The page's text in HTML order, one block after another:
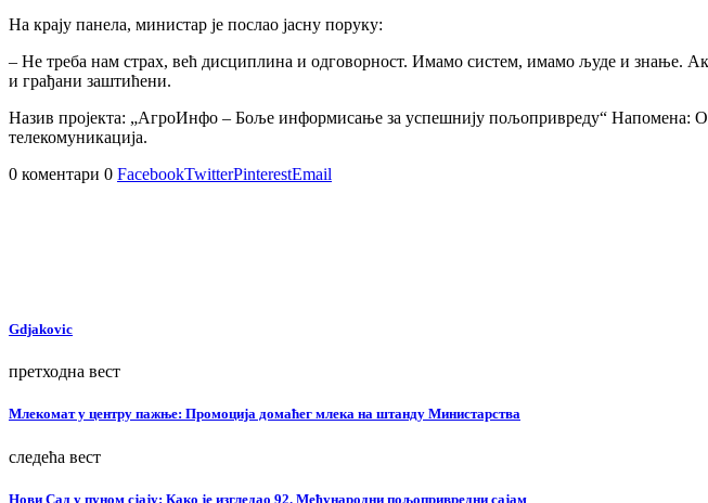
На крају панела, министар је послао јасну поруку:
– Не треба нам страх, већ дисциплина и одговорност. Имамо систем, имамо људе и знање.
и грађани заштићени.
Назив пројекта: „АгроИнфо – Боље информисање за успешнију пољопривреду“ Напомена:
телекомуникација.
0 коментари 0 FacebookTwitterPinterestEmail
Gdjakovic
претходна вест
Млекомат у центру пажње: Промоција домаћег млека на штанду Министарства
следећа вест
Нови Сад у пуном сјају: Како је изгледао 92. Међународни пољопривредни сајам